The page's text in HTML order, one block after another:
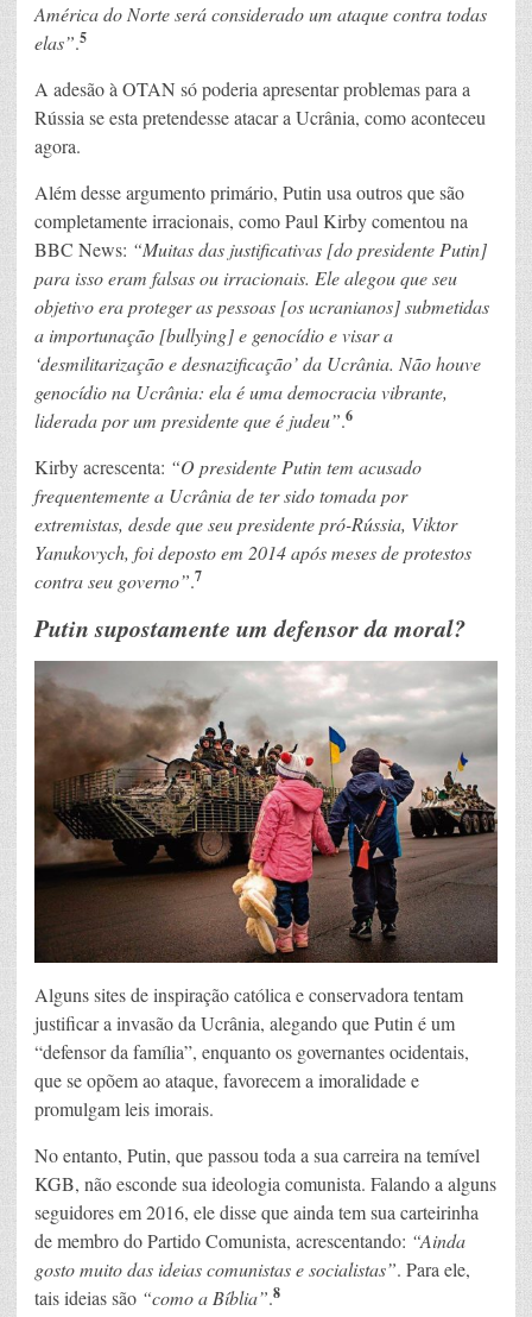
América do Norte será considerado um ataque contra todas
elas”.5
A adesão à OTAN só poderia apresentar problemas para a
Rússia se esta pretendesse atacar a Ucrânia, como aconteceu
agora.
Além desse argumento primário, Putin usa outros que são
completamente irracionais, como Paul Kirby comentou na
BBC News: “Muitas das justificativas [do presidente Putin]
para isso eram falsas ou irracionais. Ele alegou que seu
objetivo era proteger as pessoas [os ucranianos] submetidas
a importunação [bullying] e genocídio e visar a
‘desmilitarização e desnazificação’ da Ucrânia. Não houve
genocídio na Ucrânia: ela é uma democracia vibrante,
liderada por um presidente que é judeu”.6
Kirby acrescenta: “O presidente Putin tem acusado
frequentemente a Ucrânia de ter sido tomada por
extremistas, desde que seu presidente pró-Rússia, Viktor
Yanukovych, foi deposto em 2014 após meses de protestos
contra seu governo”.7
Putin supostamente um defensor da moral?
Alguns sites de inspiração católica e conservadora tentam
justificar a invasão da Ucrânia, alegando que Putin é um
“defensor da família”, enquanto os governantes ocidentais,
que se opõem ao ataque, favorecem a imoralidade e
promulgam leis imorais.
No entanto, Putin, que passou toda a sua carreira na temível
KGB, não esconde sua ideologia comunista. Falando a alguns
seguidores em 2016, ele disse que ainda tem sua carteirinha
de membro do Partido Comunista, acrescentando: “Ainda
gosto muito das ideias comunistas e socialistas”. Para ele,
tais ideias são “como a Bíblia”.8